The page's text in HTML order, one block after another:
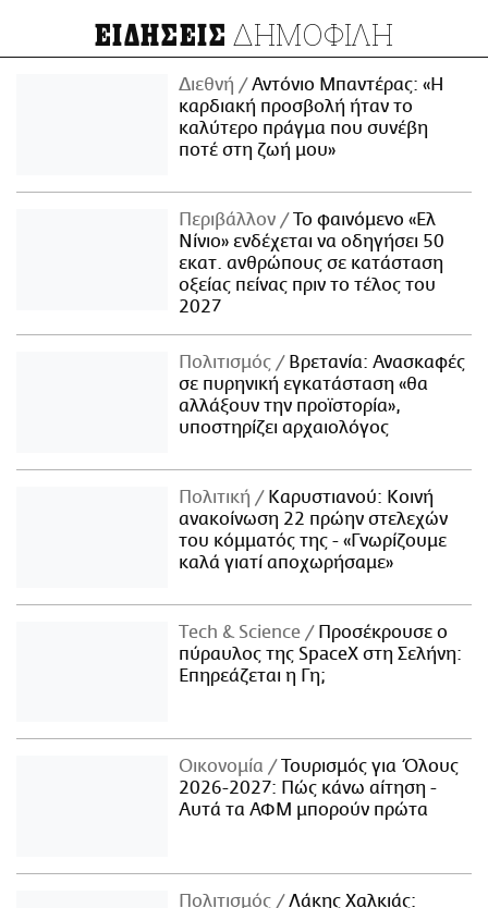
ΕΙΔΗΣΕΙΣ ΔΗΜΟΦΙΛΗ
Διεθνή
Αντόνιο Μπαντέρας: «Η
καρδιακή προσβολή ήταν το
καλύτερο πράγμα που συνέβη
ποτέ στη ζωή μου»
Περιβάλλον
Το φαινόμενο «Ελ
Νίνιο» ενδέχεται να οδηγήσει 50
εκατ. ανθρώπους σε κατάσταση
οξείας πείνας πριν το τέλος του
2027
Πολιτισμός
Βρετανία: Ανασκαφές
σε πυρηνική εγκατάσταση «θα
αλλάξουν την προϊστορία»,
υποστηρίζει αρχαιολόγος
Πολιτική
Καρυστιανού: Κοινή
ανακοίνωση 22 πρώην στελεχών
του κόμματός της - «Γνωρίζουμε
καλά γιατί αποχωρήσαμε»
Τech & Science
Προσέκρουσε ο
πύραυλος της SpaceX στη Σελήνη:
Επηρεάζεται η Γη;
Οικονομία
Τουρισμός για Όλους
2026-2027: Πώς κάνω αίτηση -
Αυτά τα ΑΦΜ μπορούν πρώτα
Πολιτισμός
Λάκης Χαλκιάς: